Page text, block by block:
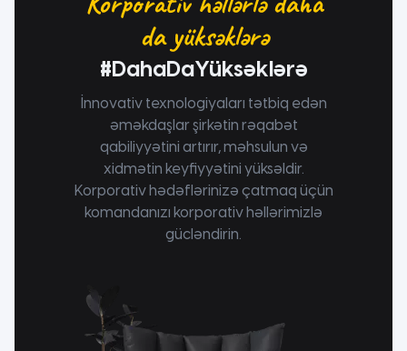
da yüksəklərə
#DahaDaYüksəklərə
İnnovativ texnologiyaları tətbiq edən
əməkdaşlar şirkətin rəqabət
qabiliyyətini artırır, məhsulun və
xidmətin keyfiyyətini yüksəldir.
Korporativ hədəflərinizə çatmaq üçün
komandanızı korporativ həllərimizlə
gücləndirin.